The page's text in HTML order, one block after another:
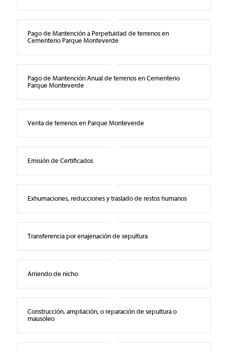
Pago de Mantención a Perpetuidad de terrenos en
Cementerio Parque Monteverde
Pago de Mantención Anual de terrenos en Cementerio
Parque Monteverde
Venta de terrenos en Parque Monteverde
Emisión de Certificados
Exhumaciones, reducciones y traslado de restos humanos
Transferencia por enajenación de sepultura
Arriendo de nicho
Construcción, ampliación, o reparación de sepultura o
mausoleo